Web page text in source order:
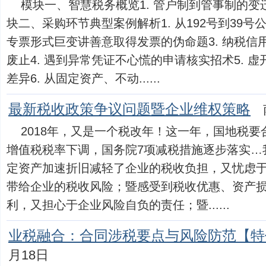
模块一、智慧税务概览1. 管户制到管事制的变
块二、采购环节典型案例解析1. 从192号到39号
专票形式巨变讲善意取得发票的伪命题3. 纳税信
废止4. 遇到异常凭证不心慌的申请核实招术5. 虚
差异6. 从固定资产、不动......
最新税收政策争议问题暨企业维权策略
2018年，又是一个税改年！这一年，国地税
增值税税率下调，国务院7项减税措施逐步落实
定资产加速折旧减轻了企业的税收负担，又忧虑
带给企业的税收风险；暨感受到税收优惠、资产
利，又担心于企业风险自负的责任；暨......
业税融合：合同涉税要点与风险防范【
月18日